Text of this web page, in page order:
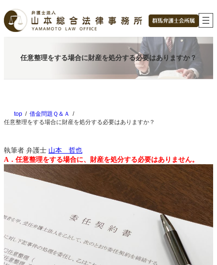
容
を
任意整理をする場合に財産を処分する必要はありますか？
top
借金問題Ｑ＆Ａ
任意整理をする場合に財産を処分する必要はありますか？
執筆者 弁護士 山本 哲也
A．任意整理をする場合に、財産を処分する必要はありません。